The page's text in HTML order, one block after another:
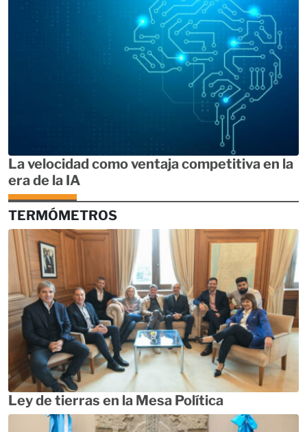
La velocidad como ventaja competitiva en la
era de la IA
TERMÓMETROS
Ley de tierras en la Mesa Política